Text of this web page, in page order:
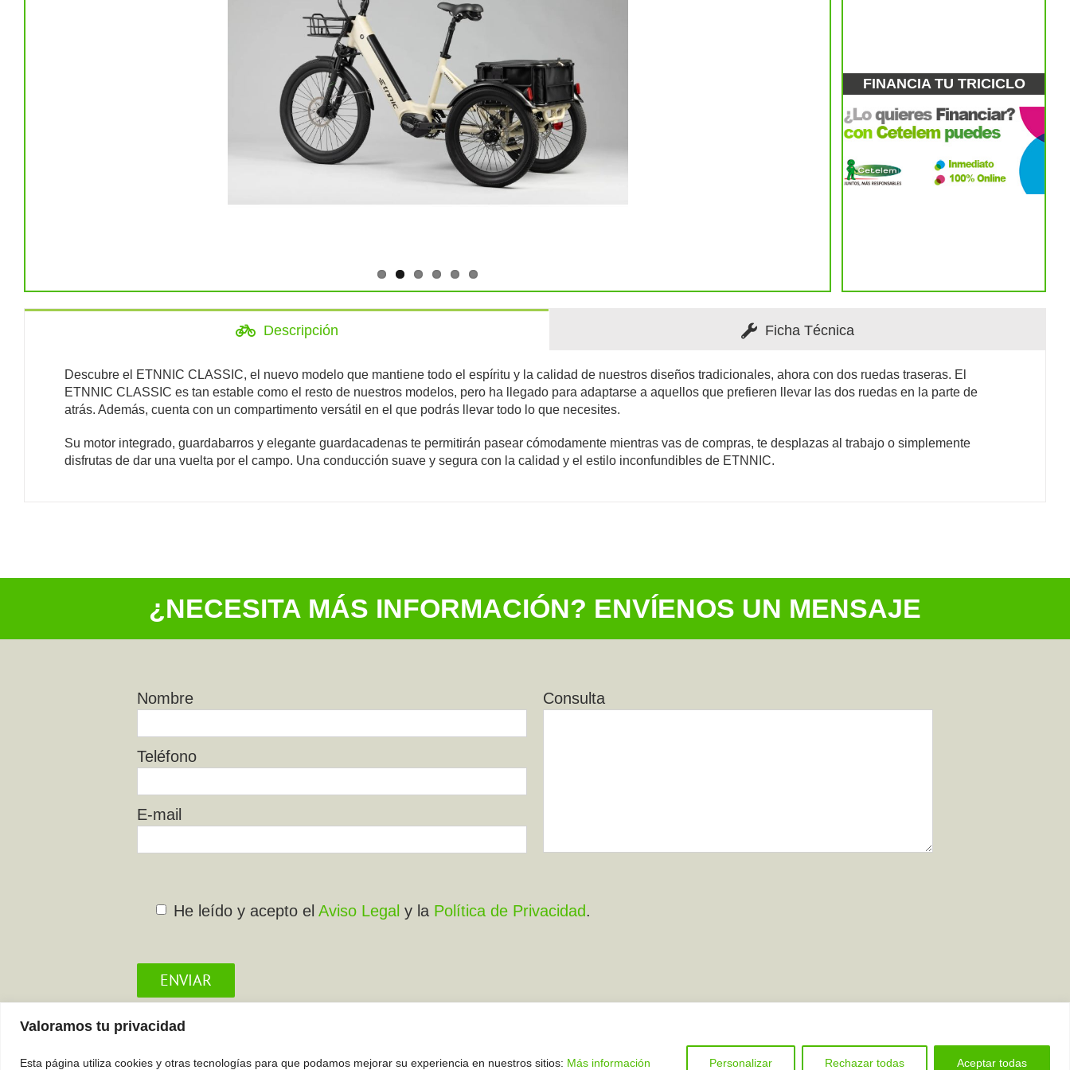
Valoramos tu privacidad
Esta página utiliza cookies y otras tecnologías para que podamos mejorar su experiencia en nuestros sitios: Más información Personalizar Rechazar todas Aceptar todas
FINANCIA TU TRICICLO
Descripción Ficha Técnica
Descubre el ETNNIC CLASSIC, el nuevo modelo que mantiene todo el espíritu y la calidad de nuestros diseños tradicionales, ahora con dos ruedas traseras. El
ETNNIC CLASSIC es tan estable como el resto de nuestros modelos, pero ha llegado para adaptarse a aquellos que prefieren llevar las dos ruedas en la parte de
atrás. Además, cuenta con un compartimento versátil en el que podrás llevar todo lo que necesites.
Su motor integrado, guardabarros y elegante guardacadenas te permitirán pasear cómodamente mientras vas de compras, te desplazas al trabajo o simplemente
disfrutas de dar una vuelta por el campo. Una conducción suave y segura con la calidad y el estilo inconfundibles de ETNNIC.
¿NECESITA MÁS INFORMACIÓN? ENVÍENOS UN MENSAJE
Nombre
Teléfono
E-mail
Consulta
He leído y acepto el Aviso Legal y la Política de Privacidad.